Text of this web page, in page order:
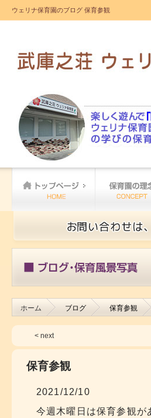
ウェリナ保育園のブログ 保育参観
ホーム ブログ 保育参観
< next
保育参観
2021/12/10
今週木曜日は保育参観が